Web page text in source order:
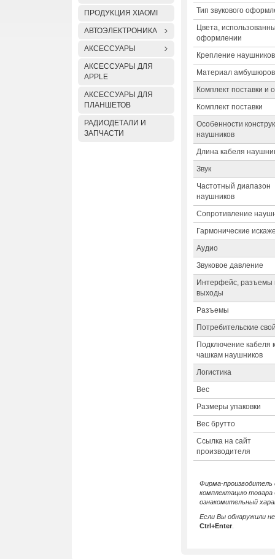
ПРОДУКЦИЯ XIAOMI
АВТОЭЛЕКТРОНИКА
АКСЕССУАРЫ
АКСЕССУАРЫ ДЛЯ
APPLE
АКСЕССУАРЫ ДЛЯ
ПЛАНШЕТОВ
РАДИОДЕТАЛИ И
ЗАПЧАСТИ
Тип звукового
Цвета,
оформлении
Крепление наушников
Материал амбушюров
Комплект поставки и
Комплект поставки
Особенности
наушников
Длина кабеля
Звук
Частотный диапазон
наушников
Сопротивление
Гармонические
Аудио
Звуковое давление
Интерфейс, разъемы
выходы
Разъемы
Потребительские
Подключение кабеля к
чашкам наушников
Логистика
Вес
Размеры упаковки
Вес брутто
Ссылка на сайт
производителя
Фирма-производитель
комплектацию товара
ознакомительный
Если Вы обнаружили
Ctrl+Enter